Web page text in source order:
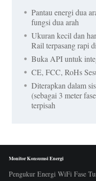
Pantau energi dua
fungsi dua arah
Ukuran kecil dan
Rail terpasang rapi
Buka API untuk
CE, FCC, RoHs
Diterapkan dalam
(sebagai 3 meter
terpisah
Monitor Konsumsi Energi
Pengukur Energi WiFi Fase